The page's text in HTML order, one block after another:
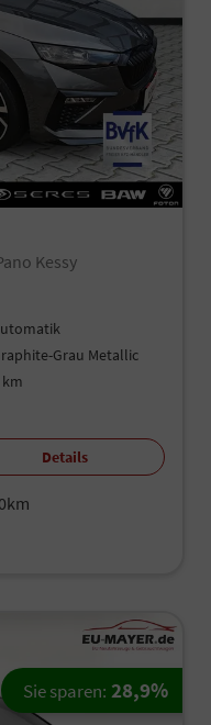
Kessy
Grau Metallic
Details
Sie sparen: 28,9%